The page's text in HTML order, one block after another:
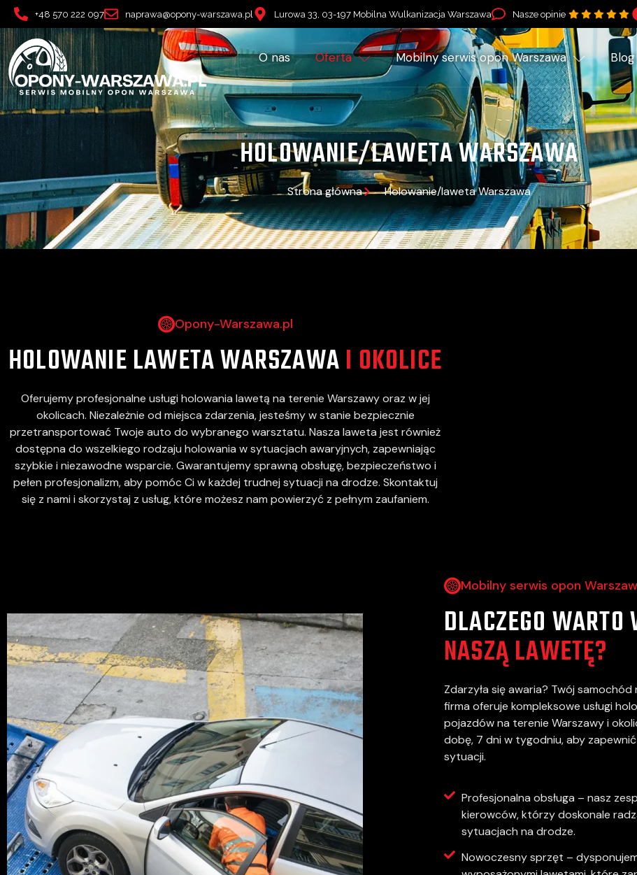
+48 570 222 097 naprawa@opony-warszawa.pl Lurowa 33, 03-197 Mobilna Wulkanizacja Warszawa Nasze opinie
O nas Oferta Mobilny serwis opon Warszawa Blog
HOLOWANIE/LAWETA WARSZAWA
Strona główna Holowanie/laweta Warszawa
Opony-Warszawa.pl
HOLOWANIE LAWETA WARSZAWAI OKOLICE
Oferujemy profesjonalne usługi holowania lawetą na terenie Warszawy oraz w jej
okolicach. Niezależnie od miejsca zdarzenia, jesteśmy w stanie bezpiecznie
przetransportować Twoje auto do wybranego warsztatu. Nasza laweta jest również
dostępna do wszelkiego rodzaju holowania w sytuacjach awaryjnych, zapewniając
szybkie i niezawodne wsparcie. Gwarantujemy sprawną obsługę, bezpieczeństwo i
pełen profesjonalizm, aby pomóc Ci w każdej trudnej sytuacji na drodze. Skontaktuj
się z nami i skorzystaj z usług, które możesz nam powierzyć z pełnym zaufaniem.
Mobilny serwis opon
DLACZEGO WARTO
NASZĄ LAWETĘ?
Zdarzyła się awaria? Twój
firma oferuje kompleksowe usługi
pojazdów na terenie Warszawy i
dobę, 7 dni w tygodniu, aby
sytuacji.
Profesjonalna obsługa – nasz
kierowców, którzy doskonale
sytuacjach na drodze.
Nowoczesny sprzęt –